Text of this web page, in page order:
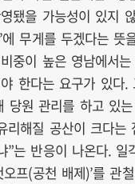
됐을 가능성이 있지
에 무게를 두겠다는 뜻
중이 높은 영남에서
한다는 요구가 있다.
당원 관리를 하고 있
리해질 공산이 크다는
”는 반응이 나온다. 일
프(공천 배제)’를 관